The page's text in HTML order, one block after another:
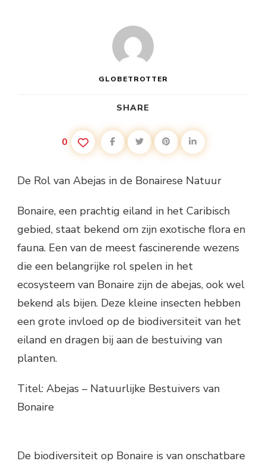
GLOBETROTTER
SHARE
0
De Rol van Abejas in de Bonairese Natuur
Bonaire, een prachtig eiland in het Caribisch
gebied, staat bekend om zijn exotische flora en
fauna. Een van de meest fascinerende wezens
die een belangrijke rol spelen in het
ecosysteem van Bonaire zijn de abejas, ook wel
bekend als bijen. Deze kleine insecten hebben
een grote invloed op de biodiversiteit van het
eiland en dragen bij aan de bestuiving van
planten.
Titel: Abejas – Natuurlijke Bestuivers van
Bonaire
De biodiversiteit op Bonaire is van onschatbare